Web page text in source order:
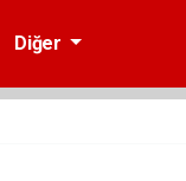
Diğer